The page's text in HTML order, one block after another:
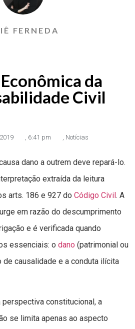
FERNEDA
da
Civil
, 6:41 pm , Notícias
dano a outrem deve repará-lo.
extraída da leitura
arts. 186 e 927 doCódigo Civil. A
em razão do descumprimento
e é verificada quando
essenciais: o dano (patrimonial ou
de causalidade e a conduta ilícita
perspectiva constitucional, a
se limita apenas ao aspecto